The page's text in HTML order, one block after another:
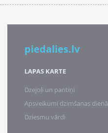
piedalies.lv
LAPAS KARTE
Dzejoļi un pantiņi
Apsveikumi dzimšanas dienā
Dziesmu vārdi